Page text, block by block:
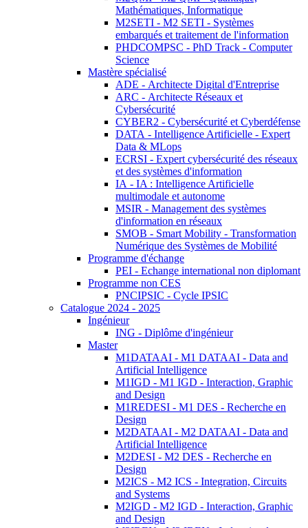
Mathématiques, Informatique
M2SETI - M2 SETI - Systèmes
embarqués et traitement de l'information
PHDCOMPSC - PhD Track - Computer
Science
Mastère spécialisé
ADE - Architecte Digital d'Entreprise
ARC - Architecte Réseaux et
Cybersécurité
CYBER2 - Cybersécurité et Cyberdéfense
DATA - Intelligence Artificielle - Expert
Data & MLops
ECRSI - Expert cybersécurité des réseaux
et des systèmes d'information
IA - IA : Intelligence Artificielle
multimodale et autonome
MSIR - Management des systèmes
d'information en réseaux
SMOB - Smart Mobility - Transformation
Numérique des Systèmes de Mobilité
Programme d'échange
PEI - Echange international non diplomant
Programme non CES
PNCIPSIC - Cycle IPSIC
Catalogue 2024 - 2025
Ingénieur
ING - Diplôme d'ingénieur
Master
M1DATAAI - M1 DATAAI - Data and
Artificial Intelligence
M1IGD - M1 IGD - Interaction, Graphic
and Design
M1REDESI - M1 DES - Recherche en
Design
M2DATAAI - M2 DATAAI - Data and
Artificial Intelligence
M2DESI - M2 DES - Recherche en
Design
M2ICS - M2 ICS - Integration, Circuits
and Systems
M2IGD - M2 IGD - Interaction, Graphic
and Design